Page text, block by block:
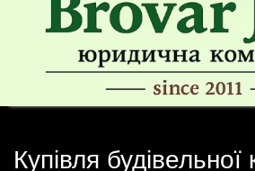
Купівля будівельної